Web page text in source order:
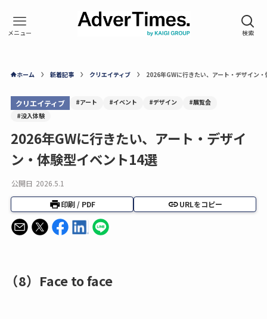
ホーム 新着記事 クリエイティブ 2026年GWに行きたい、アート・デザイン
クリエイティブ #アート #イベント #デザイン
#展覧会
#没入体験
2026年GWに行きたい、アート・デザイ
ン・体験型イベント14選
公開日 2026.5.1
印刷 / PDF URLをコピー
（8）Face to face